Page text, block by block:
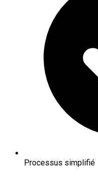
Processus simplifié